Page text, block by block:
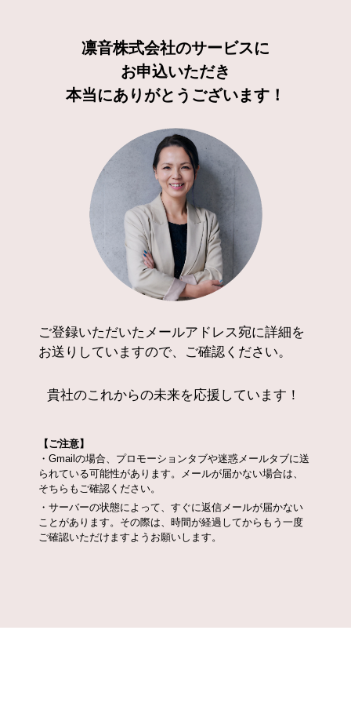
凛音株式会社のサービスに
お申込いただき
本当にありがとうございます！
ご登録いただいたメールアドレス宛に詳細を
お送りしていますので、ご確認ください。
貴社のこれからの未来を応援しています！
【ご注意】
・Gmailの場合、プロモーションタブや迷惑メールタブに送
られている可能性があります。メールが届かない場合は、
そちらもご確認ください。
・サーバーの状態によって、すぐに返信メールが届かない
ことがあります。その際は、時間が経過してからもう一度
ご確認いただけますようお願いします。